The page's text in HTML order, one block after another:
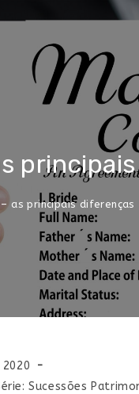
as principais diferenças
Sucessões